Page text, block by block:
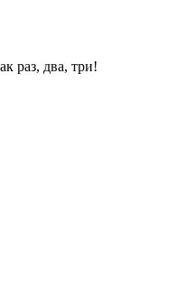
раз, два, три!